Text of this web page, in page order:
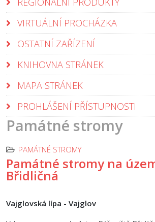
VIRTUÁLNÍ PROCHÁZKA
OSTATNÍ ZAŘÍZENÍ
KNIHOVNA STRÁNEK
MAPA STRÁNEK
PROHLÁŠENÍ PŘÍSTUPNOSTI
Památné stromy
PAMÁTNÉ STROMY
Památné stromy na
Břidličná
Vajglovská lípa - Vajglov